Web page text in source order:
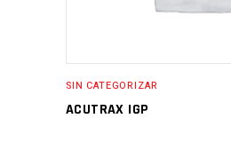
SIN CATEGORIZAR
ACUTRAX IGP